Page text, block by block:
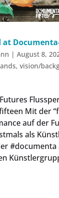
at
| August 8,
, vision/
Mit der
auf der
als
#documenta